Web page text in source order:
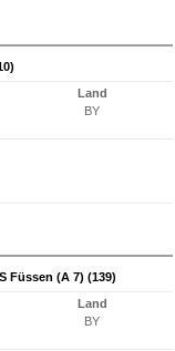
Land
BY
Füssen (A 7) (139)
Land
BY